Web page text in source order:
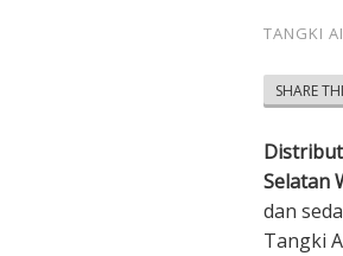
TANGKI
SHARE
Selatan
dan
Tangki